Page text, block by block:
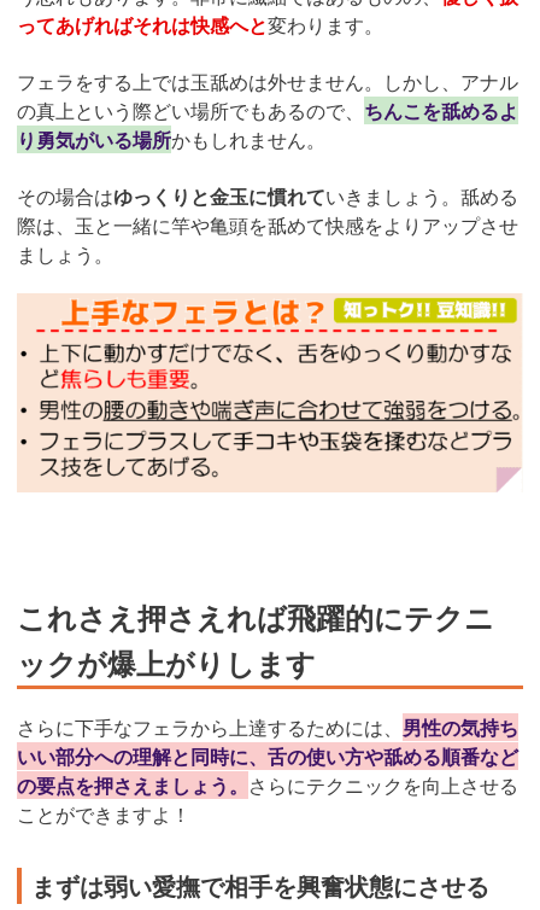
ってあげればそれは快感へと変わります。
フェラをする上では玉舐めは外せません。しかし、アナル
の真上という際どい場所でもあるので、 ちんこを舐めるよ
り勇気がいる場所かもしれません。
その場合はゆっくりと金玉に慣れていきましょう。舐める
際は、玉と一緒に竿や亀頭を舐めて快感をよりアップさせ
ましょう。
これさえ押さえれば飛躍的にテクニ
ックが爆上がりします
さらに下手なフェラから上達するためには、 男性の気持ち
いい部分への理解と同時に、舌の使い方や舐める順番など
の要点を押さえましょう。 さらにテクニックを向上させる
ことができますよ！
まずは弱い愛撫で相手を興奮状態にさせる